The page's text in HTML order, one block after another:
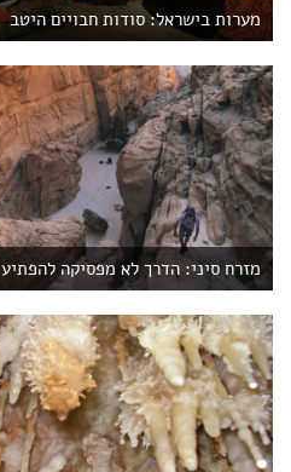
מערות בישראל: סודות חבויים היטב
מזרח סיני: הדרך לא מפסיקה להפתיע